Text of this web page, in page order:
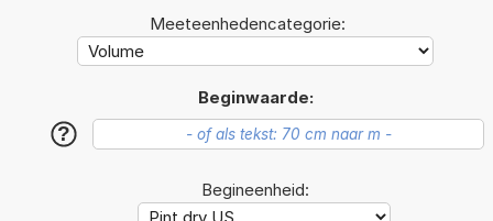
Meeteenhedencategorie:
Beginwaarde:
?
Begineenheid: